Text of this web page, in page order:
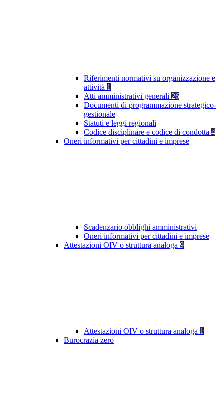
Riferimenti normativi su organizzazione e
attività 1
Atti amministrativi generali 26
Documenti di programmazione strategico-
gestionale
Statuti e leggi regionali
Codice disciplinare e codice di condotta 4
Oneri informativi per cittadini e imprese
Scadenzario obblighi amministrativi
Oneri informativi per cittadini e imprese
Attestazioni OIV o struttura analoga 9
Attestazioni OIV o struttura analoga 1
Burocrazia zero